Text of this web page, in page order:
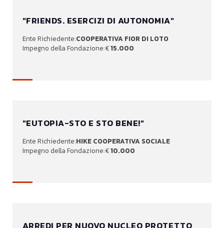
"FRIENDS. ESERCIZI DI AUTONOMIA"
COOPERATIVA FIOR DI LOTO
15.000
"EUTOPIA-STO E STO BENE!"
HIKE COOPERATIVA SOCIALE
10.000